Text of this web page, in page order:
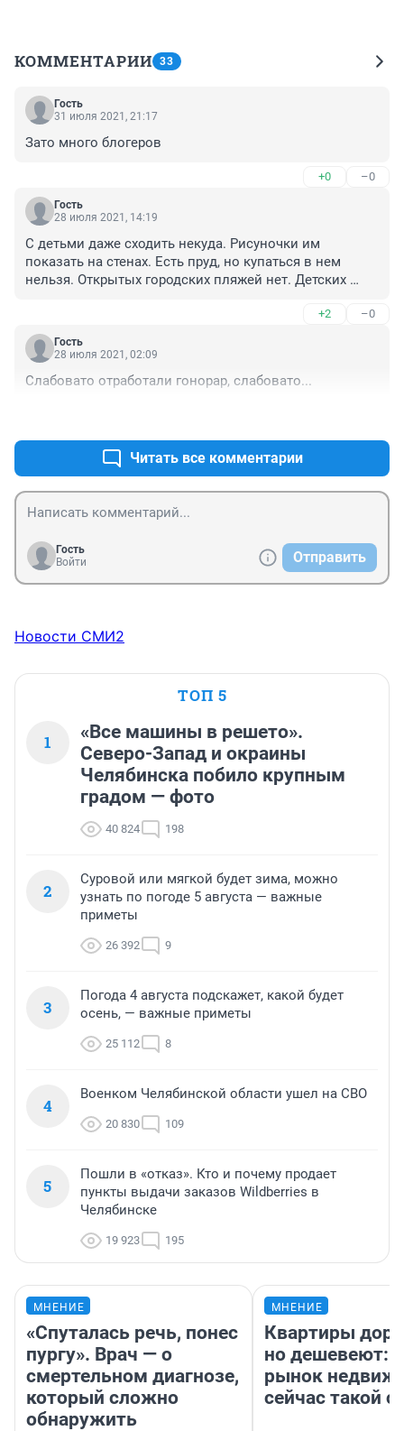
КОММЕНТАРИИ 33
Гость
31 июля 2021, 21:17
Зато много блогеров
+0 –0
Гость
28 июля 2021, 14:19
С детьми даже сходить некуда. Рисуночки им
показать на стенах. Есть пруд, но купаться в нем
нельзя. Открытых городских пляжей нет. Детских
пятницы. Безработица. Зарплаты мизерные. По
пролетарской улице фонари-виселицы. Я в шоке от
дизайнера таких проектов. В старой части дома
мусорка. Как там люди вообще живут! Сами себя
+2 –0
Гость
28 июля 2021, 02:09
Слабовато отработали гонорар, слабовато...
Читать все комментарии
Гость
Войти
Отправить
Новости СМИ2
ТОП 5
1
«Все машины в решето».
Северо-Запад и окраины
Челябинска побило крупным
градом — фото
40 824 198
2
Суровой или мягкой будет зима, можно
узнать по погоде 5 августа — важные
приметы
26 392 9
3
Погода 4 августа подскажет, какой будет
осень, — важные приметы
25 112 8
4
Военком Челябинской области ушел на СВО
20 830 109
5
Пошли в «отказ». Кто и почему продает
пункты выдачи заказов Wildberries в
Челябинске
19 923 195
МНЕНИЕ
«Спуталась речь, понес
пургу». Врач — о
смертельном диагнозе,
который сложно
обнаружить
МНЕНИЕ
Квартиры
но дешевеют:
рынок
сейчас такой